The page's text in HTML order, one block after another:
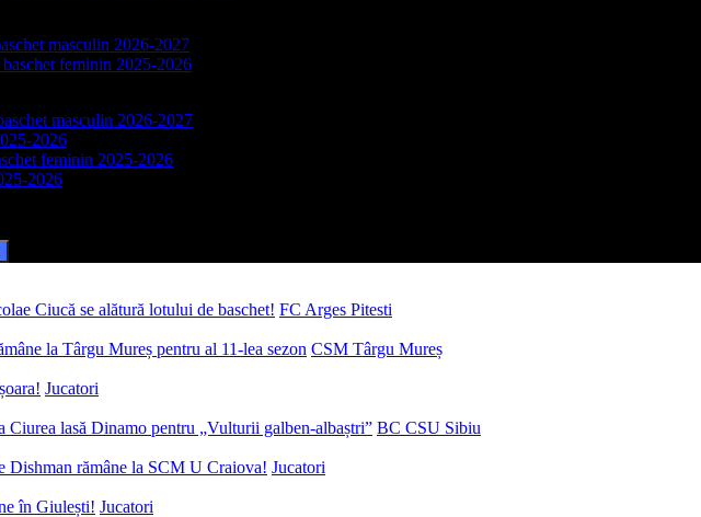
masculin 2026-2027
feminin 2025-2026
masculin 2026-2027
2026
feminin 2025-2026
2026
Ciucă se alătură lotului de baschet! FC Arges Pitesti
la Târgu Mureș pentru al 11-lea sezon CSM Târgu Mureș
Jucatori
lasă Dinamo pentru „Vulturii galben-albaștri” BC CSU Sibiu
Dishman rămâne la SCM U Craiova! Jucatori
în Giulești! Jucatori